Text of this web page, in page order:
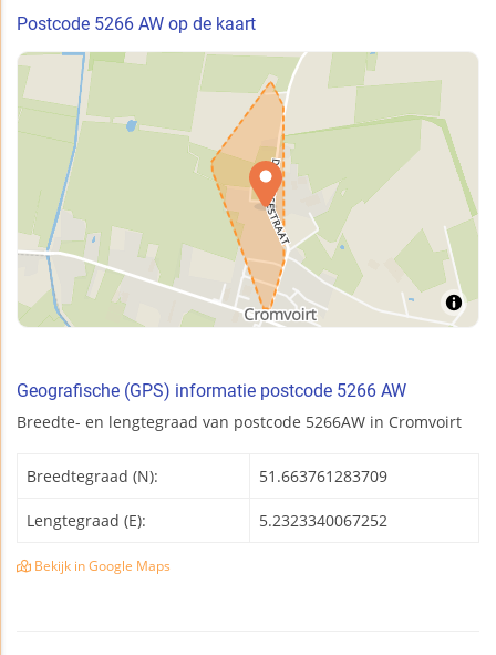
Postcode 5266 AW op de kaart
Geografische (GPS) informatie postcode 5266 AW
Breedte- en lengtegraad van postcode 5266AW in Cromvoirt
Breedtegraad (N): 51.663761283709
Lengtegraad (E): 5.2323340067252
Bekijk in Google Maps